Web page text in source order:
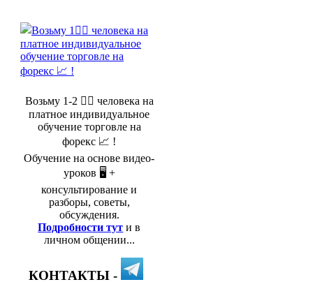
Возьму 1-2 🤵‍♂️ человека на
платное индивидуальное
обучение торговле на
форекс 📈 !
Обучение на основе видео-
уроков 🖥️ +
консультирование и
разборы, советы,
обсуждения.
Подробности тут и в
личном общении...
КОНТАКТЫ -